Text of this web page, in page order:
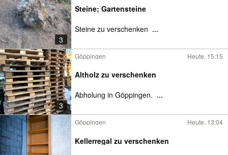
Nachrichten
Anzeige aufgeben
3
Steine; Gartensteine
Steine zu verschenken ...
3
Göppingen Heute, 15:15
Altholz zu verschenken
Abholung in Göppingen. ...
Göppingen Heute, 13:04
Kellerregal zu verschenken